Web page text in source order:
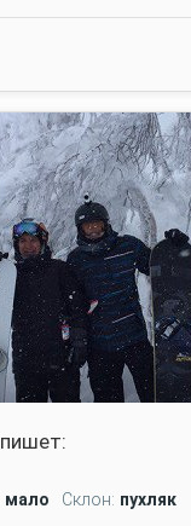
пишет:
мало Склон: пухляк